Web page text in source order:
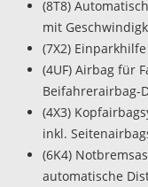
(8T8)
mit
(7X2)
(4UF) Airbag für
Beifahrerairbag-
(4X3)
inkl.
(6K4)
automatische